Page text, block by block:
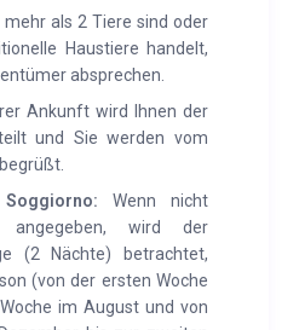
In der Nähe gibt es typische
Terme am nächsten liegt (7
ein Postamt, eine
einen Bahnhof und einen
(12 km) gibt es das
und ein
Zentrum, das vom
wird.
mehr als 2 Tiere sind oder
Haustiere handelt,
absprechen.
Ankunft wird Ihnen der
und Sie werden vom
Wenn nicht
angegeben, wird der
(2 Nächte) betrachtet,
(von der ersten Woche
im August und von